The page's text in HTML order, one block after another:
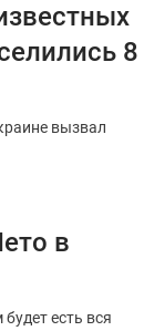
8
вызвал
в
есть вся